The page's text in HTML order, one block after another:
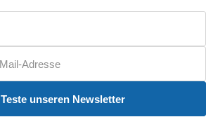
Teste unseren Newsletter